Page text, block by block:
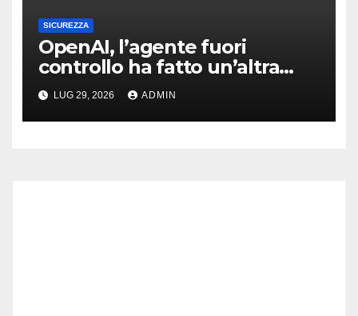
SICUREZZA
OpenAI, l’agente fuori
controllo ha fatto un’altra
vittima: spunta il retroscena
LUG 29, 2026 ADMIN